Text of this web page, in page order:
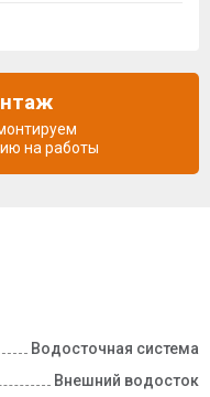
Водосточная система
Внешний водосток
на работы